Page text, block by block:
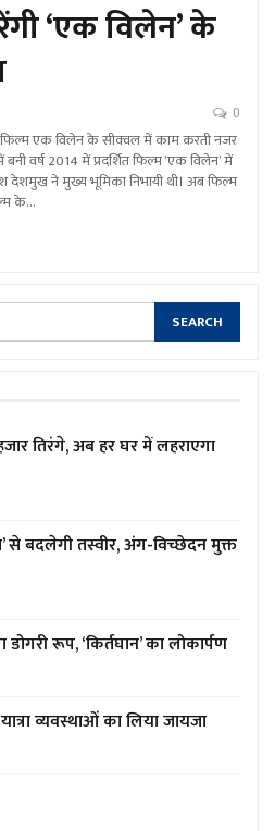
‘एक विलेन’ के
0
फिल्म एक विलेन के सीक्वल में काम करती नजर
वर्ष 2014 में प्रदर्शित फिल्म ‘एक विलेन’ में
देशमुख ने मुख्य भूमिका निभायी थी। अब फिल्म
के…
तिरंगे, अब हर घर में लहराएगा
बदलेगी तस्वीर, अंग-विच्छेदन मुक्त
रूप, ‘किर्तघान’ का लोकार्पण
व्यवस्थाओं का लिया जायजा